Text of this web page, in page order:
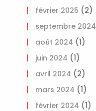
février 2025 (2)
septembre 2024
août 2024 (1)
juin 2024 (1)
avril 2024 (2)
mars 2024 (1)
février 2024 (1)